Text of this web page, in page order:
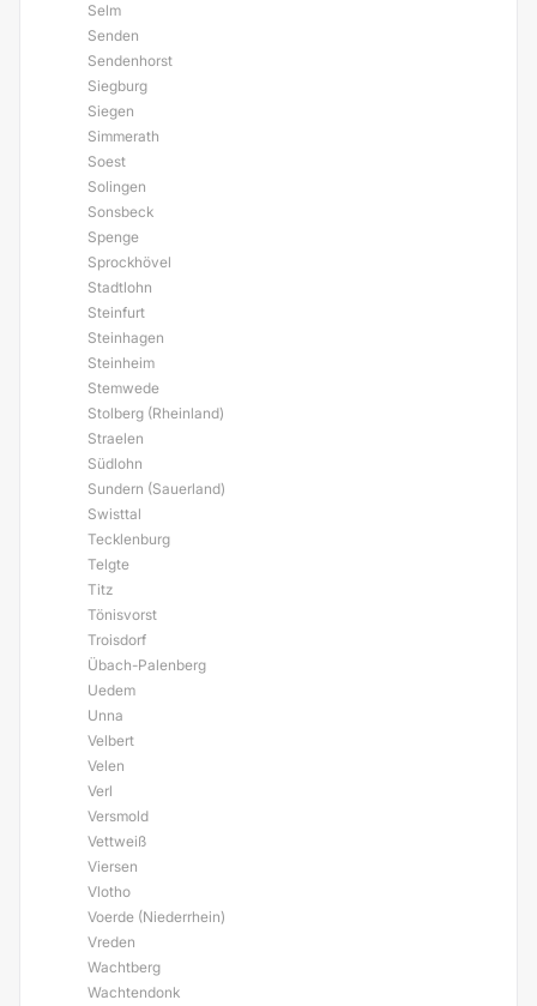
Selm
Senden
Sendenhorst
Siegburg
Siegen
Simmerath
Soest
Solingen
Sonsbeck
Spenge
Sprockhövel
Stadtlohn
Steinfurt
Steinhagen
Steinheim
Stemwede
Stolberg (Rheinland)
Straelen
Südlohn
Sundern (Sauerland)
Swisttal
Tecklenburg
Telgte
Titz
Tönisvorst
Troisdorf
Übach-Palenberg
Uedem
Unna
Velbert
Velen
Verl
Versmold
Vettweiß
Viersen
Vlotho
Voerde (Niederrhein)
Vreden
Wachtberg
Wachtendonk